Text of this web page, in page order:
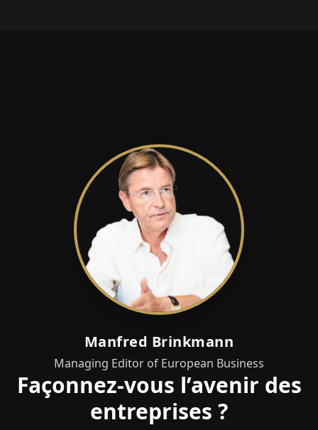
Manfred Brinkmann
Managing Editor of European Business
Façonnez-vous l’avenir des
entreprises ?